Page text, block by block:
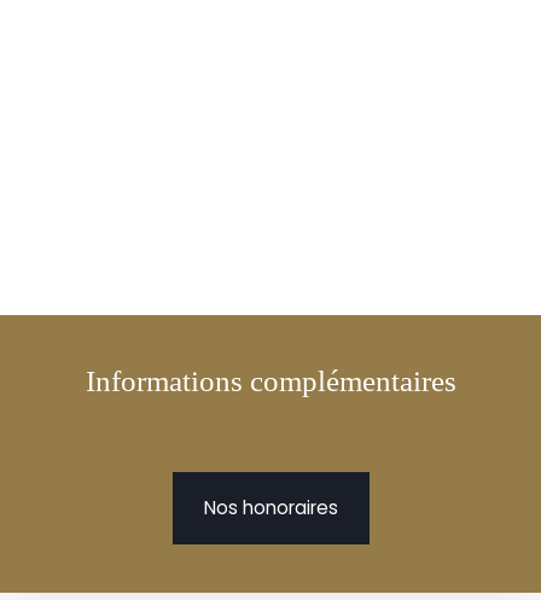
Informations complémentaires
Nos honoraires